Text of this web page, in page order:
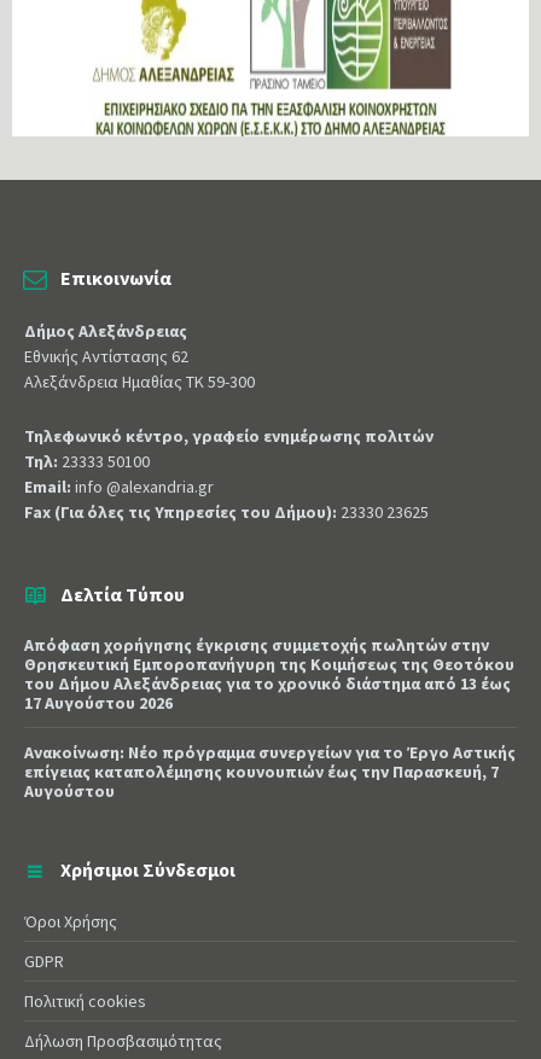
Επικοινωνία
Δήμος Αλεξάνδρειας
Εθνικής Αντίστασης 62
Αλεξάνδρεια Ημαθίας ΤΚ 59-300
Τηλεφωνικό κέντρο, γραφείο ενημέρωσης πολιτών
Τηλ: 23333 50100
Email: info @alexandria.gr
Fax (Για όλες τις Υπηρεσίες του Δήμου): 23330 23625
Δελτία Τύπου
Απόφαση χορήγησης έγκρισης συμμετοχής πωλητών στην
Θρησκευτική Εμποροπανήγυρη της Κοιμήσεως της Θεοτόκου
του Δήμου Αλεξάνδρειας για το χρονικό διάστημα από 13 έως
17 Αυγούστου 2026
Ανακοίνωση: Νέο πρόγραμμα συνεργείων για το Έργο Αστικής
επίγειας καταπολέμησης κουνουπιών έως την Παρασκευή, 7
Αυγούστου
Χρήσιμοι Σύνδεσμοι
Όροι Χρήσης
GDPR
Πολιτική cookies
Δήλωση Προσβασιμότητας